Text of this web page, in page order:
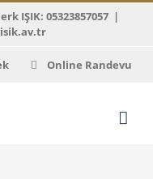
IŞIK: 05323857057 |
Online Randevu